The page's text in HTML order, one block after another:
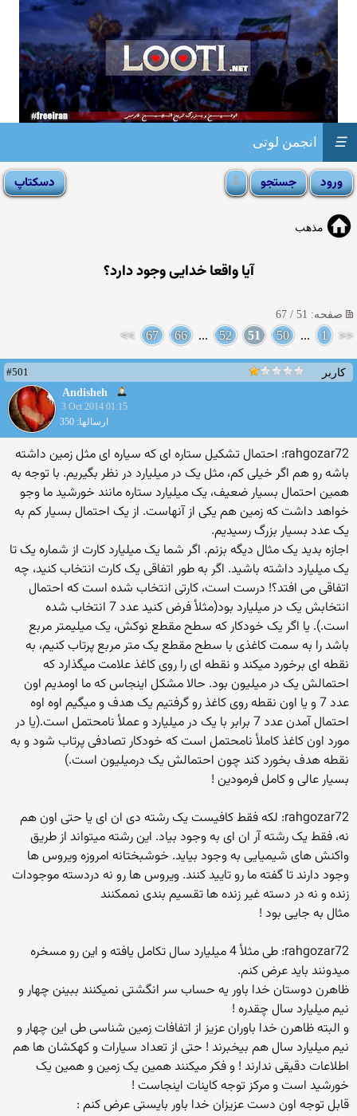
انجمن لوتی ☰
مذهب
آيا واقعا خدايى وجود دارد؟
صفحه: 51 / 67
<<
1
...
50
51
52
...
66
67
>>
کاربر
#501
Andisheh
3 Oct 2014 01:15
ارسالها: 350
rahgozar72: احتمال تشکیل ستاره ای که سیاره ای مثل زمین داشته
باشه رو هم اگر خیلی کم، مثل یک در میلیارد در نظر بگیریم. با توجه به
همین احتمال بسیار ضعیف، یک میلیارد ستاره مانند خورشید ما وجو
خواهد داشت که زمین هم یکی از آنهاست. از یک احتمال بسیار کم به
یک عدد بسیار بزرگ رسیدیم.
اجازه بدید یک مثال دیگه بزنم. اگر شما یک میلیارد کارت از شماره یک تا
یک میلیارد داشته باشید. اگر به طور اتفاقی یک کارت انتخاب کنید، چه
اتفاقی می افتد؟! درست است، کارتی انتخاب شده است که احتمال
انتخابش یک در میلیارد بود(مثلأ فرض کنید عدد 7 انتخاب شده
است.). یا اگر یک خودکار که سطح مقطع نوکش، یک میلیمتر مربع
باشد را به سمت کاغذی با سطح مقطع یک متر مربع پرتاب کنیم، به
نقطه ای برخورد میکند و نقطه ای را روی کاغذ علامت میگذارد که
احتمالش یک در میلیون بود. حالا مشکل اینجاس که ما اومدیم اون
عدد 7 و یا اون نقطه روی کاغذ رو گرفتیم یک هدف و میگیم اوه اوه
احتمال آمدن عدد 7 برابر با یک در میلیارد و عملأ نامحتمل است.(یا در
مورد اون کاغذ کاملأ نامحتمل است که خودکار تصادفی پرتاب شود و به
نقطه هدف بخورد کند چون احتمالش یک درمیلیون است.)
بسیار عالی و کامل فرمودین !
rahgozar72: لکه فقط کافیست یک رشته دی ان ای یا حتی اون هم
نه، فقط یک رشته آر ان ای به وجود بیاد. این رشته میتواند از طریق
واکنش های شیمیایی به وجود بیاید. خوشبختانه امروزه ویروس ها
وجود دارند تا گفته ما رو تایید کنند. ویروس ها رو نه دردسته موجودات
زنده و نه در دسته غیر زنده ها تقسیم بندی نممکنند
مثال به جایی بود !
rahgozar72: طی مثلأ 4 میلیارد سال تکامل یافته و این رو مسخره
میدونند باید عرض کنم.
ظاهرن دوستان خدا باور یه حساب سر انگشتی نمیکنند ببینن چهار و
نیم میلیارد سال چقدره !
و البته ظاهرن خدا باوران عزیز از اتفافات زمین شناسی طی این چهار و
نیم میلیارد سال هم بیخبرند ! حتی از تعداد سیارات و کهکشان ها هم
اطلاعات دقیقی ندارند ! و فکر میکنند همین یک زمین و همین یک
خورشید است و مرکز توجه کاینات اینجاست !
قابل توجه اون دست عزیزان خدا باور بایستی عرض کنم :